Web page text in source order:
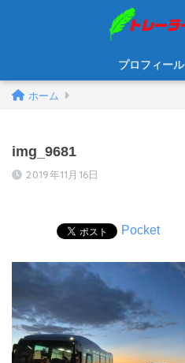
プロフィール
ホーム
img_9681
2019年11月16日
Pocket